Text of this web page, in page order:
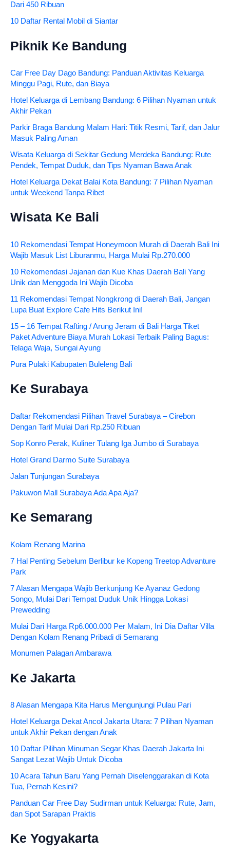
Dari 450 Ribuan
10 Daftar Rental Mobil di Siantar
Piknik Ke Bandung
Car Free Day Dago Bandung: Panduan Aktivitas Keluarga
Minggu Pagi, Rute, dan Biaya
Hotel Keluarga di Lembang Bandung: 6 Pilihan Nyaman untuk
Akhir Pekan
Parkir Braga Bandung Malam Hari: Titik Resmi, Tarif, dan Jalur
Masuk Paling Aman
Wisata Keluarga di Sekitar Gedung Merdeka Bandung: Rute
Pendek, Tempat Duduk, dan Tips Nyaman Bawa Anak
Hotel Keluarga Dekat Balai Kota Bandung: 7 Pilihan Nyaman
untuk Weekend Tanpa Ribet
Wisata Ke Bali
10 Rekomendasi Tempat Honeymoon Murah di Daerah Bali Ini
Wajib Masuk List Liburanmu, Harga Mulai Rp.270.000
10 Rekomendasi Jajanan dan Kue Khas Daerah Bali Yang
Unik dan Menggoda Ini Wajib Dicoba
11 Rekomendasi Tempat Nongkrong di Daerah Bali, Jangan
Lupa Buat Explore Cafe Hits Berikut Ini!
15 – 16 Tempat Rafting / Arung Jeram di Bali Harga Tiket
Paket Adventure Biaya Murah Lokasi Terbaik Paling Bagus:
Telaga Waja, Sungai Ayung
Pura Pulaki Kabupaten Buleleng Bali
Ke Surabaya
Daftar Rekomendasi Pilihan Travel Surabaya – Cirebon
Dengan Tarif Mulai Dari Rp.250 Ribuan
Sop Konro Perak, Kuliner Tulang Iga Jumbo di Surabaya
Hotel Grand Darmo Suite Surabaya
Jalan Tunjungan Surabaya
Pakuwon Mall Surabaya Ada Apa Aja?
Ke Semarang
Kolam Renang Marina
7 Hal Penting Sebelum Berlibur ke Kopeng Treetop Advanture
Park
7 Alasan Mengapa Wajib Berkunjung Ke Ayanaz Gedong
Songo, Mulai Dari Tempat Duduk Unik Hingga Lokasi
Prewedding
Mulai Dari Harga Rp6.000.000 Per Malam, Ini Dia Daftar Villa
Dengan Kolam Renang Pribadi di Semarang
Monumen Palagan Ambarawa
Ke Jakarta
8 Alasan Mengapa Kita Harus Mengunjungi Pulau Pari
Hotel Keluarga Dekat Ancol Jakarta Utara: 7 Pilihan Nyaman
untuk Akhir Pekan dengan Anak
10 Daftar Pilihan Minuman Segar Khas Daerah Jakarta Ini
Sangat Lezat Wajib Untuk Dicoba
10 Acara Tahun Baru Yang Pernah Diselenggarakan di Kota
Tua, Pernah Kesini?
Panduan Car Free Day Sudirman untuk Keluarga: Rute, Jam,
dan Spot Sarapan Praktis
Ke Yogyakarta